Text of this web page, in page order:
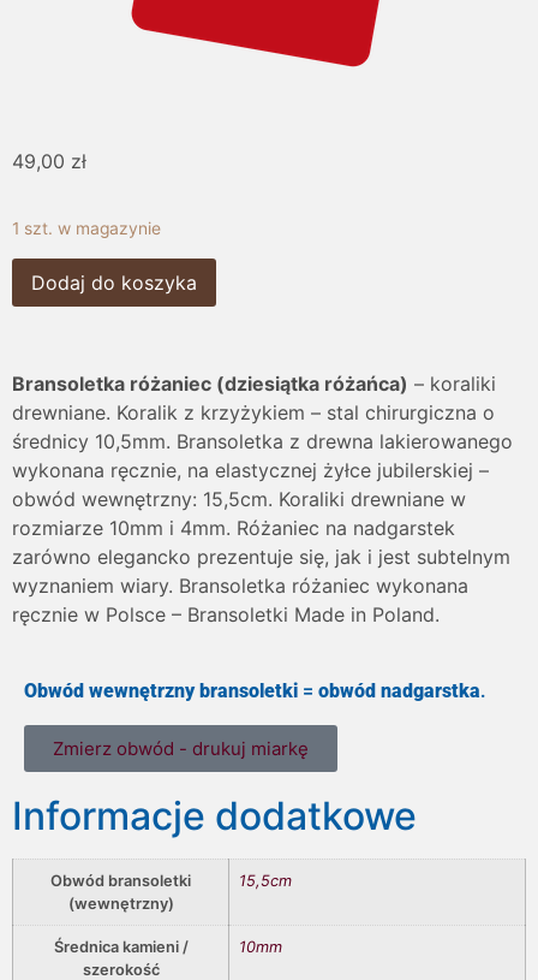
49,00 zł
1 szt. w magazynie
Dodaj do koszyka
Bransoletka różaniec (dziesiątka różańca) – koraliki
drewniane. Koralik z krzyżykiem – stal chirurgiczna o
średnicy 10,5mm. Bransoletka z drewna lakierowanego
wykonana ręcznie, na elastycznej żyłce jubilerskiej –
obwód wewnętrzny: 15,5cm. Koraliki drewniane w
rozmiarze 10mm i 4mm. Różaniec na nadgarstek
zarówno elegancko prezentuje się, jak i jest subtelnym
wyznaniem wiary. Bransoletka różaniec wykonana
ręcznie w Polsce – Bransoletki Made in Poland.
Obwód wewnętrzny bransoletki = obwód nadgarstka.
Zmierz obwód - drukuj miarkę
Informacje dodatkowe
Obwód bransoletki
(wewnętrzny)
15,5cm
Średnica kamieni /
szerokość
10mm